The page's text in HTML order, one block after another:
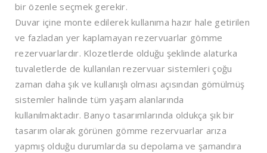
bir özenle seçmek gerekir.
Duvar içine monte edilerek kullanıma hazır hale getirilen
ve fazladan yer kaplamayan rezervuarlar gömme
rezervuarlardır. Klozetlerde olduğu şeklinde alaturka
tuvaletlerde de kullanılan rezervuar sistemleri çoğu
zaman daha şık ve kullanışlı olması açısından gömülmüş
sistemler halinde tüm yaşam alanlarında
kullanılmaktadır. Banyo tasarımlarında oldukça şık bir
tasarım olarak görünen gömme rezervuarlar arıza
yapmış olduğu durumlarda su depolama ve şamandıra